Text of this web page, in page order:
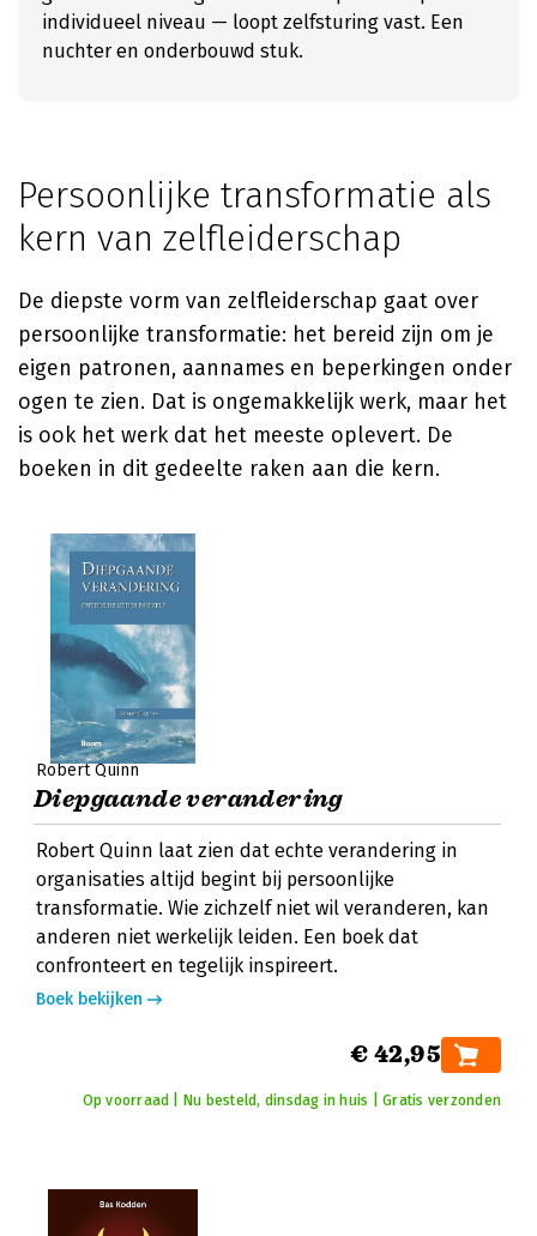
individueel niveau — loopt zelfsturing vast. Een
nuchter en onderbouwd stuk.
Persoonlijke transformatie als
kern van zelfleiderschap
De diepste vorm van zelfleiderschap gaat over
persoonlijke transformatie: het bereid zijn om je
eigen patronen, aannames en beperkingen onder
ogen te zien. Dat is ongemakkelijk werk, maar het
is ook het werk dat het meeste oplevert. De
boeken in dit gedeelte raken aan die kern.
Robert Quinn
Diepgaande verandering
Robert Quinn laat zien dat echte verandering in
organisaties altijd begint bij persoonlijke
transformatie. Wie zichzelf niet wil veranderen, kan
anderen niet werkelijk leiden. Een boek dat
confronteert en tegelijk inspireert.
Boek bekijken
€ 42,95
Op voorraad | Nu besteld, dinsdag in huis | Gratis verzonden